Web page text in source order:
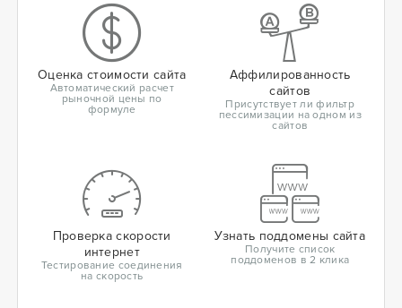
Оценка стоимости сайта
Автоматический расчет
рыночной цены по
формуле
Аффилированность
сайтов
Присутствует ли фильтр
пессимизации на одном из
сайтов
Проверка скорости
интернет
Тестирование соединения
на скорость
Узнать поддомены сайта
Получите список
поддоменов в 2 клика